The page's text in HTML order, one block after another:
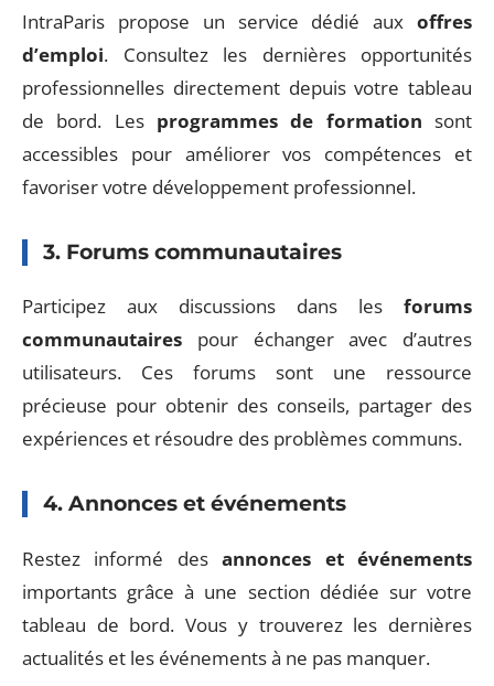
IntraParis propose un service dédié aux offres
d’emploi. Consultez les dernières opportunités
professionnelles directement depuis votre tableau
de bord. Les programmes de formation sont
accessibles pour améliorer vos compétences et
favoriser votre développement professionnel.
3. Forums communautaires
Participez aux discussions dans les forums
communautaires pour échanger avec d’autres
utilisateurs. Ces forums sont une ressource
précieuse pour obtenir des conseils, partager des
expériences et résoudre des problèmes communs.
4. Annonces et événements
Restez informé desannonces et événements
importants grâce à une section dédiée sur votre
tableau de bord. Vous y trouverez les dernières
actualités et les événements à ne pas manquer.